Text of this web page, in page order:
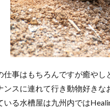
仕事はもちろんですが癒やし
ンスに連れて行き動物好き
いる水槽屋は九州内では